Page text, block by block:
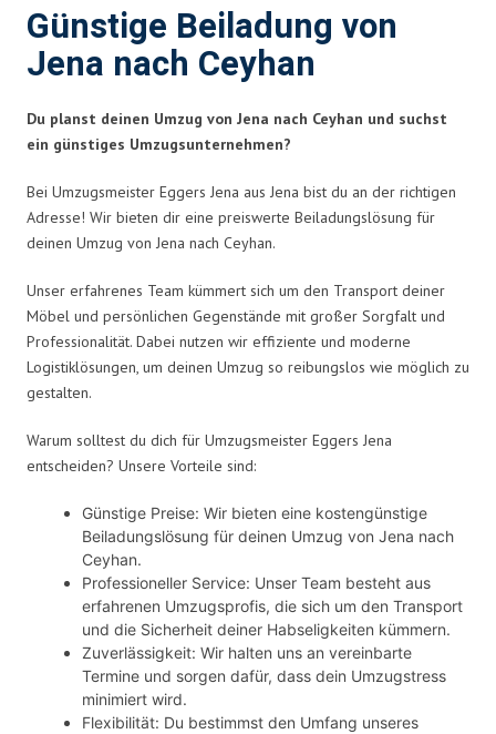
Günstige Beiladung von
Jena nach Ceyhan
Du planst deinen Umzug von Jena nach Ceyhan und suchst
ein günstiges Umzugsunternehmen?
Bei Umzugsmeister Eggers Jena aus Jena bist du an der richtigen
Adresse! Wir bieten dir eine preiswerte Beiladungslösung für
deinen Umzug von Jena nach Ceyhan.
Unser erfahrenes Team kümmert sich um den Transport deiner
Möbel und persönlichen Gegenstände mit großer Sorgfalt und
Professionalität. Dabei nutzen wir effiziente und moderne
Logistiklösungen, um deinen Umzug so reibungslos wie möglich zu
gestalten.
Warum solltest du dich für Umzugsmeister Eggers Jena
entscheiden? Unsere Vorteile sind:
Günstige Preise: Wir bieten eine kostengünstige
Beiladungslösung für deinen Umzug von Jena nach
Ceyhan.
Professioneller Service: Unser Team besteht aus
erfahrenen Umzugsprofis, die sich um den Transport
und die Sicherheit deiner Habseligkeiten kümmern.
Zuverlässigkeit: Wir halten uns an vereinbarte
Termine und sorgen dafür, dass dein Umzugstress
minimiert wird.
Flexibilität: Du bestimmst den Umfang unseres